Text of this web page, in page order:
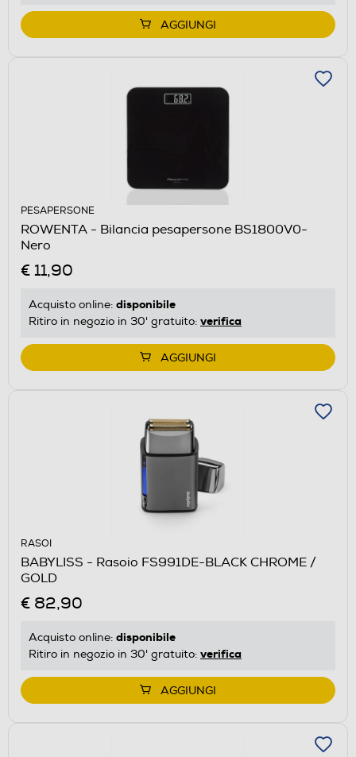
AGGIUNGI
PESAPERSONE
ROWENTA - Bilancia pesapersone BS1800V0-
Nero
€ 11,90
Acquisto online: disponibile
Ritiro in negozio in 30' gratuito: verifica
AGGIUNGI
RASOI
BABYLISS - Rasoio FS991DE-BLACK CHROME /
GOLD
€ 82,90
Acquisto online: disponibile
Ritiro in negozio in 30' gratuito: verifica
AGGIUNGI